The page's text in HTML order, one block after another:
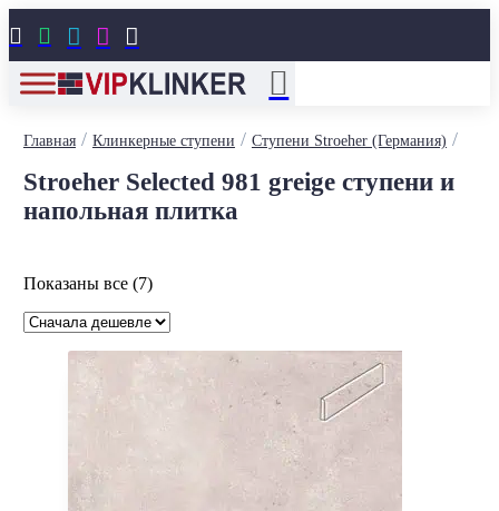
    
Главная/ Клинкерные ступени / Ступени Stroeher (Германия) /
Stroeher Selected 981 greige ступени и
напольная плитка
Показаны все (7)Цены:
возрастанию